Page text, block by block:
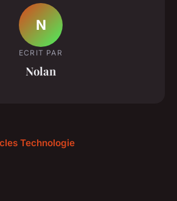
N
ECRIT PAR
Nolan
Technologie